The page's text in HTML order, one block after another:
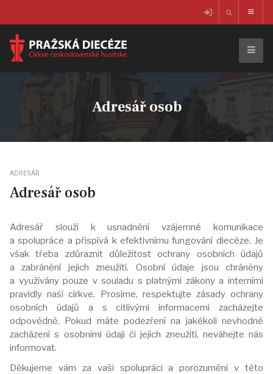
Adresář osob
ADRESÁŘ
Adresář osob
Adresář slouží k usnadnění vzájemné komunikace
a spolupráce a přispívá k efektivnímu fungování diecéze. Je
však třeba zdůraznit důležitost ochrany osobních údajů
a zabránění jejich zneužití. Osobní údaje jsou chráněny
a využívány pouze v souladu s platnými zákony a interními
pravidly naší církve. Prosíme, respektujte zásady ochrany
osobních údajů a s citlivými informacemi zacházejte
odpovědně. Pokud máte podezření na jakékoli nevhodné
zacházení s osobními údaji či jejich zneužití, neváhejte nás
informovat.
Děkujeme vám za vaši spolupráci a porozumění v této